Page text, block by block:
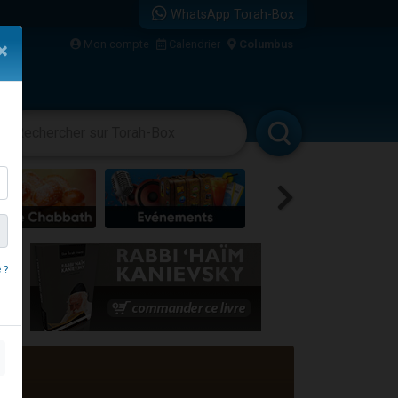
WhatsApp Torah-Box
Mon compte Calendrier Columbus
?